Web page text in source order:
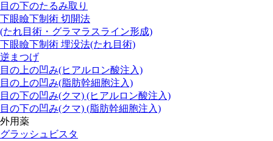
目の下のたるみ取り
下眼瞼下制術 切開法
(たれ目術・グラマラスライン形成)
下眼瞼下制術 埋没法(たれ目術)
逆まつげ
目の上の凹み(ヒアルロン酸注入)
目の上の凹み(脂肪幹細胞注入)
目の下の凹み(クマ) (ヒアルロン酸注入)
目の下の凹み(クマ) (脂肪幹細胞注入)
外用薬
グラッシュビスタ